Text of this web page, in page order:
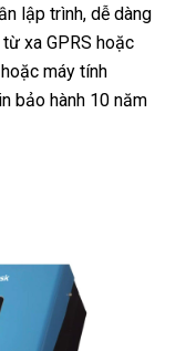
lập trình, dễ dàng
xa GPRS hoặc
máy tính
bảo hành 10 năm